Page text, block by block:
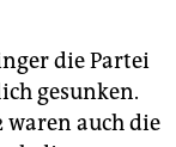
die Partei
gesunken.
waren auch die